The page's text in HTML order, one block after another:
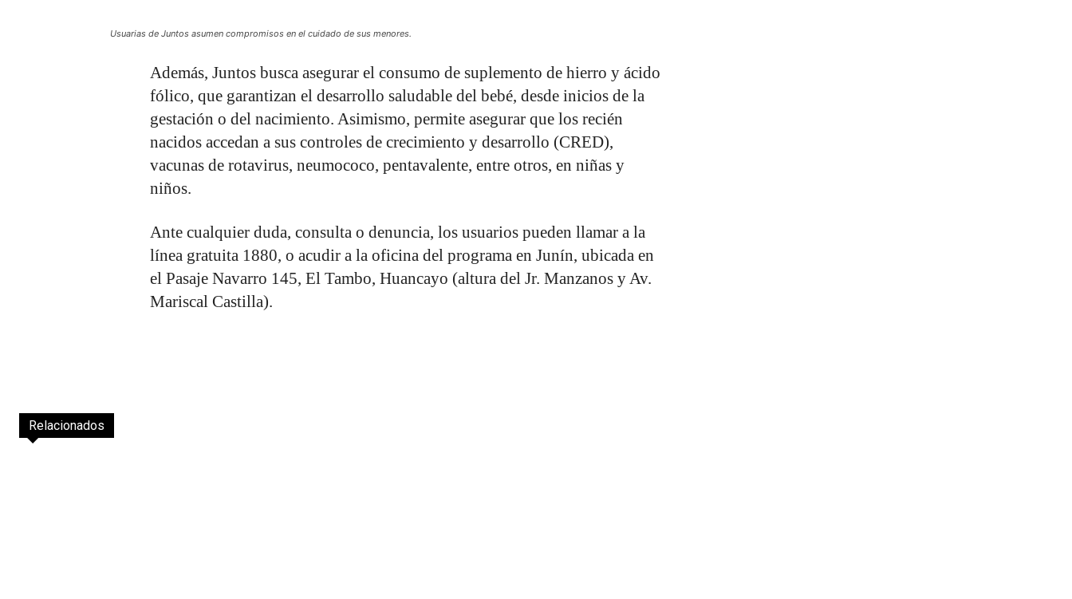
Usuarias de Juntos asumen compromisos en el cuidado de sus menores.
Además, Juntos busca asegurar el consumo de suplemento de hierro y ácido
fólico, que garantizan el desarrollo saludable del bebé, desde inicios de la
gestación o del nacimiento. Asimismo, permite asegurar que los recién
nacidos accedan a sus controles de crecimiento y desarrollo (CRED),
vacunas de rotavirus, neumococo, pentavalente, entre otros, en niñas y
niños.
Ante cualquier duda, consulta o denuncia, los usuarios pueden llamar a la
línea gratuita 1880, o acudir a la oficina del programa en Junín, ubicada en
el Pasaje Navarro 145, El Tambo, Huancayo (altura del Jr. Manzanos y Av.
Mariscal Castilla).
Relacionados